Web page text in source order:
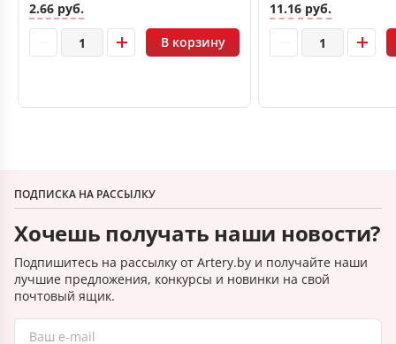
2.66 руб.
В корзину
11.16 руб.
ПОДПИСКА НА РАССЫЛКУ
Хочешь получать наши новости?
Подпишитесь на рассылку от Artery.by и получайте наши
лучшие предложения, конкурсы и новинки на свой
почтовый ящик.